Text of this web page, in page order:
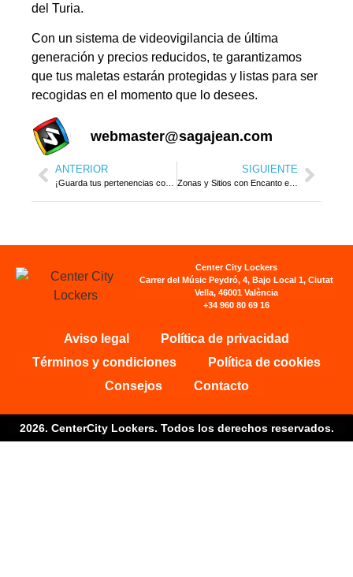
del Turia.
Con un sistema de videovigilancia de última
generación y precios reducidos, te garantizamos
que tus maletas estarán protegidas y listas para ser
recogidas en el momento que lo desees.
webmaster@sagajean.com
ANTERIOR SIGUIENTE
Zonas y Sitios con Encanto en Valencia Capital
Center City Lockers
Carrer del Músic Peydró, 4, Bajo Local 1, Ciutat
Vella, 46001 València
+34 960 80 69 16
Aviso legal
Política de privacidad
Términos y condiciones
Política de cookies
Consejos
Contacto
2026. CenterCity Lockers. Todos los derechos reservados.